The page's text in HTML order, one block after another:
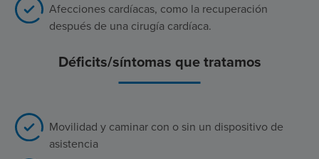
Afecciones cardíacas, como la recuperación
después de una cirugía cardíaca.
Déficits/síntomas que tratamos
Movilidad y caminar con o sin un dispositivo de
asistencia